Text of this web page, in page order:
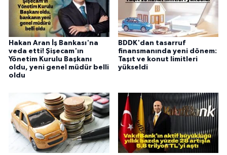
Hakan Aran İş Bankası'na
veda etti! Şişecam'ın
Yönetim Kurulu Başkanı
oldu, yeni genel müdür belli
oldu
BDDK'dan tasarruf
finansmanında yeni dönem:
Taşıt ve konut limitleri
yükseldi